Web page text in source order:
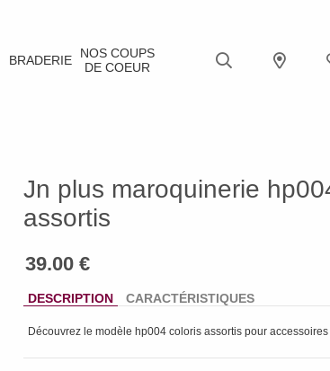
BRADERIE
NOS COUPS
DE COEUR
Jn plus maroquinerie
assortis
DESCRIPTION CARACTÉRISTIQUES
Découvrez le modèle hp004 coloris assortis pour